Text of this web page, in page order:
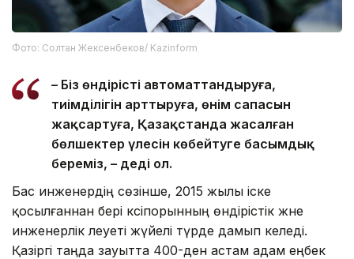
Фото: Солтан Жексенбеков/ Kazinform
– Біз өндірісті автоматтандыруға,
тиімділігін арттыруға, өнім сапасын
жақсартуға, Қазақстанда жасалған
бөлшектер үлесін көбейтуге басымдық
береміз, – деді ол.
Бас инженердің сөзінше, 2015 жылы іске
қосылғаннан бері кәсіпорынның өндірістік және
инженерлік әлеуеті жүйелі түрде дамып келеді.
Қазіргі таңда зауытта 400-ден астам адам еңбек